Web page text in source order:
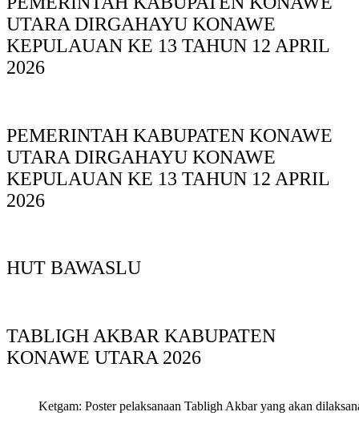
UTARA DIRGAHAYU KONAWE
KEPULAUAN KE 13 TAHUN 12 APRIL
2026
PEMERINTAH KABUPATEN KONAWE
UTARA DIRGAHAYU KONAWE
KEPULAUAN KE 13 TAHUN 12 APRIL
2026
HUT BAWASLU
TABLIGH AKBAR KABUPATEN
KONAWE UTARA 2026
Ketgam: Poster pelaksanaan Tabligh Akbar yang akan